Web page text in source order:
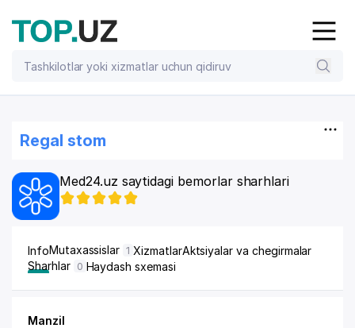
Regal stom
Med24.uz saytidagi bemorlar sharhlari
InfoMutaxassislar 1 XizmatlarAktsiyalar va chegirmalar
Sharhlar 0 Haydash sxemasi
Manzil